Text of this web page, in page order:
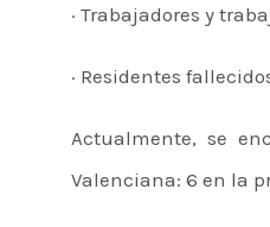
· Trabajadores y
· Residentes
Actualmente, se
Valenciana: 6 en la